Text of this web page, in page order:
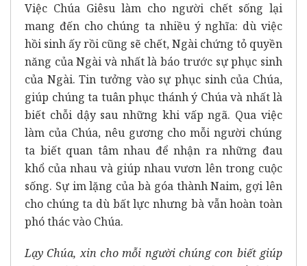
Việc Chúa Giêsu làm cho người chết sống lại
mang đến cho chúng ta nhiều ý nghĩa: dù việc
hồi sinh ấy rồi cũng sẽ chết, Ngài chứng tỏ quyền
năng của Ngài và nhất là báo trước sự phục sinh
của Ngài. Tin tưởng vào sự phục sinh của Chúa,
giúp chúng ta tuân phục thánh ý Chúa và nhất là
biết chỗi dậy sau những khi vấp ngã. Qua việc
làm của Chúa, nêu gương cho mỗi người chúng
ta biết quan tâm nhau để nhận ra những đau
khổ của nhau và giúp nhau vươn lên trong cuộc
sống. Sự im lặng của bà góa thành Naim, gợi lên
cho chúng ta dù bất lực nhưng bà vẫn hoàn toàn
phó thác vào Chúa.
Lạy Chúa, xin cho mỗi người chúng con biết giúp